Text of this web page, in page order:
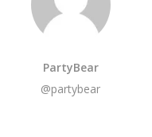
PartyBear
@partybear